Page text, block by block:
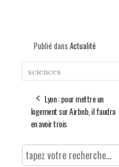
Publié dans Actualité
sciences
Lyon : pour mettre un
logement sur Airbnb, il faudra
en avoir trois